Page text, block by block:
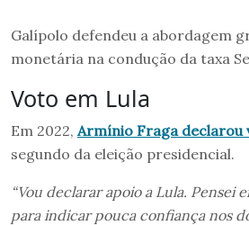
Galípolo defendeu a abordagem
monetária na condução da taxa
Voto em Lula
Em 2022, Armínio Fraga declarou
segundo da eleição presidencial.
“Vou declarar apoio a Lula. Pensei
para indicar pouca confiança nos